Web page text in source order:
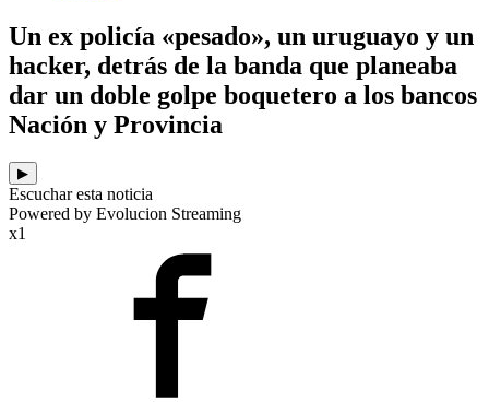
Un ex policía «pesado», un uruguayo y un
hacker, detrás de la banda que planeaba
dar un doble golpe boquetero a los bancos
Nación y Provincia
▶
Escuchar esta noticia
Powered by Evolucion Streaming
x1